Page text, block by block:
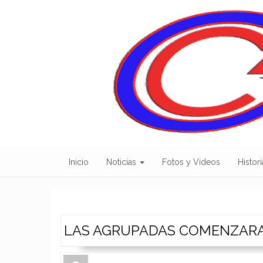
Inicio Noticias Fotos y Videos
LAS AGRUPADAS
Author